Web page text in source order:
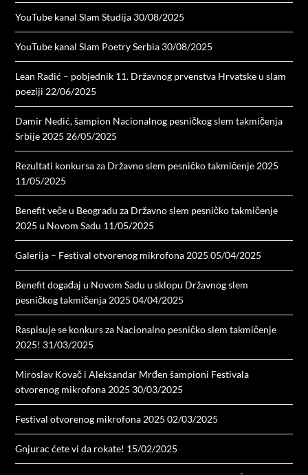
YouTube kanal Slam Studija 30/08/2025
YouTube kanal Slam Poetry Serbia 30/08/2025
Lean Radić – pobjednik 11. Državnog prvenstva Hrvatske u slam
poeziji 22/06/2025
Damir Nedić, šampion Nacionalnog pesničkog slem takmičenja
Srbije 2025 26/05/2025
Rezultati konkursa za Državno slem pesničko takmičenje 2025
11/05/2025
Benefit veče u Beogradu za Državno slem pesničko takmičenje
2025 u Novom Sadu 11/05/2025
Galerija – Festival otvorenog mikrofona 2025 05/04/2025
Benefit događaj u Novom Sadu u sklopu Državnog slem
pesničkog takmičenja 2025 04/04/2025
Raspisuje se konkurs za Nacionalno pesničko slem takmičenje
2025! 31/03/2025
Miroslav Kovač i Aleksandar Mrđen šampioni Festivala
otvorenog mikrofona 2025 30/03/2025
Festival otvorenog mikrofona 2025 02/03/2025
Gnjurac ćete vi da rokate! 15/02/2025